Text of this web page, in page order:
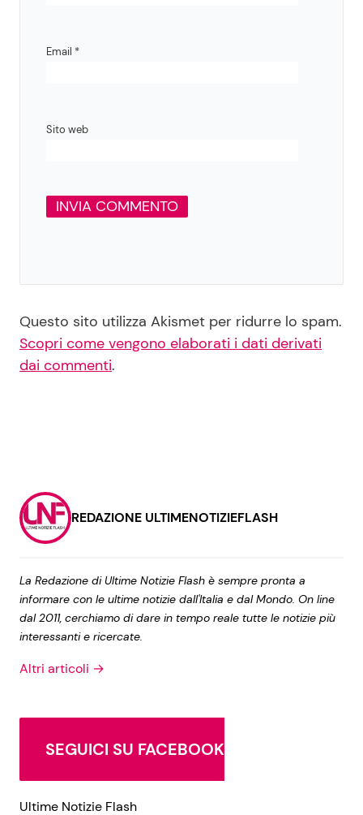
Email *
Sito web
Questo sito utilizza Akismet per ridurre lo spam.
Scopri come vengono elaborati i dati derivati
dai commenti.
REDAZIONE ULTIMENOTIZIEFLASH
La Redazione di Ultime Notizie Flash è sempre pronta a
informare con le ultime notizie dall'Italia e dal Mondo. On line
dal 2011, cerchiamo di dare in tempo reale tutte le notizie più
interessanti e ricercate.
Altri articoli →
SEGUICI SU FACEBOOK
Ultime Notizie Flash